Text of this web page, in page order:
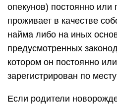
опекунов) постоянно
проживает в качестве
найма либо на иных
предусмотренных
котором он постоянно
зарегистрирован по
Если родители